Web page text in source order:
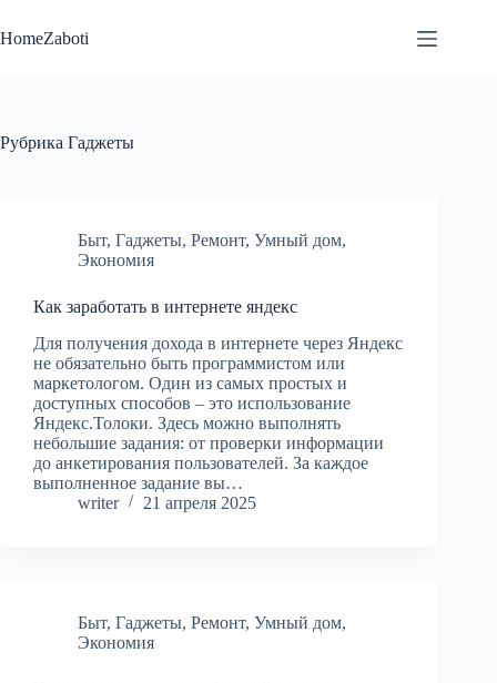
к
сути
HomeZaboti
Рубрика Гаджеты
Быт, Гаджеты, Ремонт, Умный дом,
Экономия
Как заработать в интернете яндекс
Для получения дохода в интернете через Яндекс
не обязательно быть программистом или
маркетологом. Один из самых простых и
доступных способов – это использование
Яндекс.Толоки. Здесь можно выполнять
небольшие задания: от проверки информации
до анкетирования пользователей. За каждое
выполненное задание вы…
writer
21 апреля 2025
Быт, Гаджеты, Ремонт, Умный дом,
Экономия